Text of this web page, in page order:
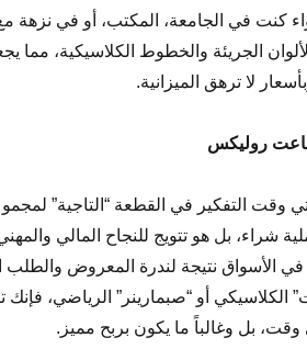
كنت في الجامعة، المكتب، أو في نزهة مع
الجريئة والخطوط الكلاسيكية، مما
لا ترهق الميزانية.
ساعت روليكس
وقت التفكير في القطعة “التاجية”
شراء، بل هو تتويج للنجاح المالي
الأسواق نتيجة لندرة المعروض والطلب
أو “صبمارينر” الرياضي، فإنك
بل وغالباً ما يكون بربح مميز.